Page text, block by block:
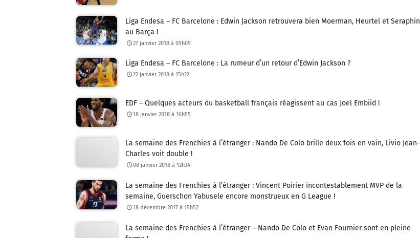
Liga Endesa – FC Barcelone : Edwin Jackson retrouvera bien Moerman, Heurtel et Seraphin
au Barça !
27 janvier 2018 à 09h09
Liga Endesa – FC Barcelone : La rumeur d’un retour d’Edwin Jackson ?
22 janvier 2018 à 15h22
EDF – Quelques acteurs du basketball français réagissent au cas Joel Embiid !
18 janvier 2018 à 16h55
La semaine des Frenchies à l’étranger : Nando De Colo brille deux fois en vain, Livio Jean-
Charles voit double !
08 janvier 2018 à 12h34
La semaine des Frenchies à l’étranger : Vincent Poirier incontestablement MVP de la
semaine, Guerschon Yabusele encore monstrueux en G League !
18 décembre 2017 à 15h52
La semaine des Frenchies à l’étranger – Nando De Colo et Evan Fournier sont en pleine